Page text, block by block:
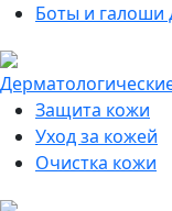
Боты и галоши
Защита кожи
Уход за кожей
Очистка кожи